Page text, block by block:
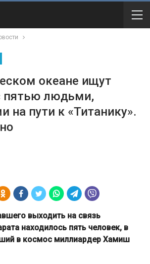
океане ищут
пятью людьми,
на пути к «Титанику».
выходить на связь
находилось пять человек, в
в космос миллиардер Хамиш